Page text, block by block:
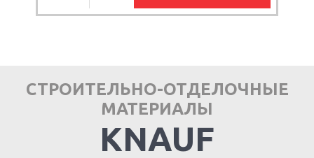
СТРОИТЕЛЬНО-ОТДЕЛОЧНЫЕ
МАТЕРИАЛЫ
KNAUF